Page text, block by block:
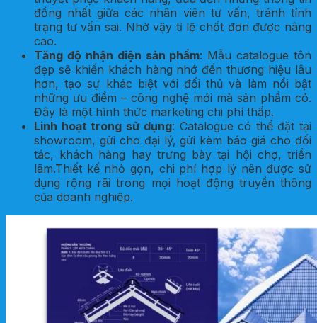
đồng nhất giữa các nhân viên tư vấn, tránh tính
trạng tư vấn sai. Nhờ vậy tỉ lệ chốt đơn được nâng
cao.
Tăng độ nhận diện sản phẩm: Mẫu catalogue tôn
đẹp sẽ khiến khách hàng nhớ đến thương hiệu lâu
hơn, tạo sự khác biệt với đối thủ và làm nổi bật
những ưu điểm – công nghệ mới mà sản phẩm có.
Đây là một hình thức marketing chi phí thấp.
Linh hoạt trong sử dụng: Catalogue có thể đặt tại
showroom, gửi cho đại lý, gửi kèm báo giá cho đối
tác, khách hàng hay trưng bày tại hội chợ, triển
lãm.Thiết kế nhỏ gọn, chi phí hợp lý nên được sử
dụng rộng rãi trong mọi hoạt động truyền thông
của doanh nghiệp.